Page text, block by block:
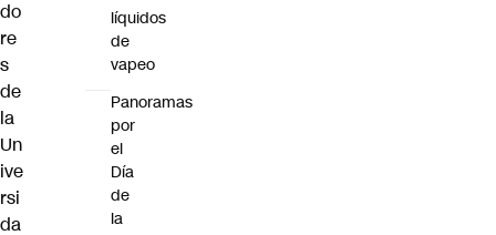
do
re
s
de
la
Un
ive
rsi
da
líquidos
de
vapeo
Panoramas
por
el
Día
de
la